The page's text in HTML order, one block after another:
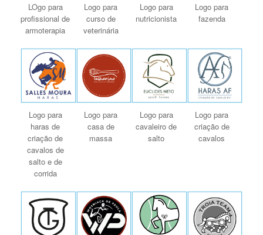
LOgo para
profissional de
armoterapia
Logo para
curso de
veterinária
Logo para
nutricionista
Logo para
fazenda
Logo para
haras de
criação de
cavalos de
salto e de
corrida
Logo para
casa de
massa
Logo para
cavaleiro de
salto
Logo para
criação de
cavalos